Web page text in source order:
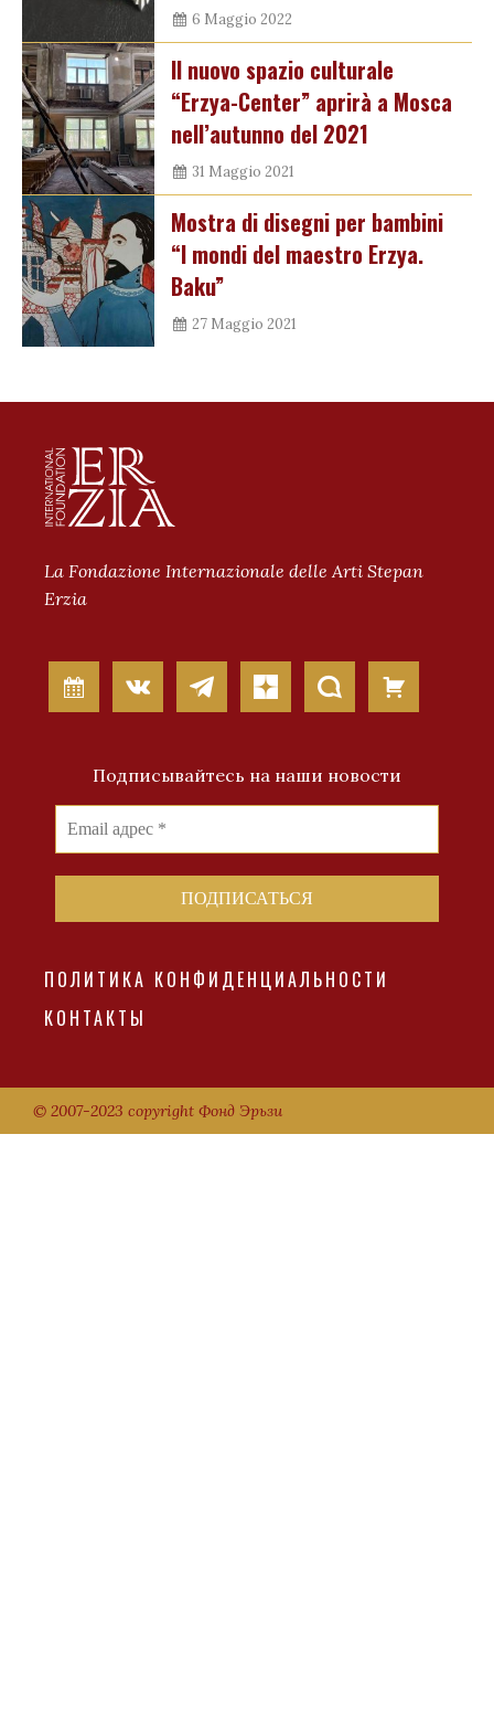
6 Maggio 2022
Il nuovo spazio culturale
“Erzya-Center” aprirà a Mosca
nell’autunno del 2021
31 Maggio 2021
Mostra di disegni per bambini
“I mondi del maestro Erzya.
Baku”
27 Maggio 2021
La Fondazione Internazionale delle Arti Stepan
Erzia
Подписывайтесь на наши новости
ПОЛИТИКА КОНФИДЕНЦИАЛЬНОСТИ
КОНТАКТЫ
© 2007-2023 copyright Фонд Эрьзи